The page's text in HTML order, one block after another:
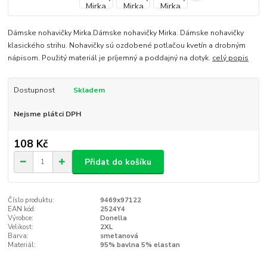
Dámske nohavičky Mirka.Dámske nohavičky Mirka. Dámske nohavičky
klasického strihu. Nohavičky sú ozdobené potlačou kvetín a drobným
nápisom. Použitý materiál je príjemný a poddajný na dotyk. celý popis
Dostupnost Skladem
Nejsme plátci DPH
108 Kč
Přidat do košíku
Číslo produktu:
9469x97122
EAN kód:
2524Y4
Výrobce:
Donella
Velikost:
2XL
Barva:
smetanová
Materiál:
95% bavlna 5% elastan